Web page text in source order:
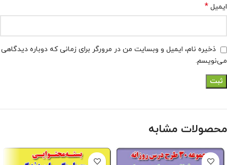
ایمیل *
ذخیره نام، ایمیل و وبسایت من در مرورگر برای زمانی که دوباره دیدگاهی
می‌نویسم.
محصولات مشابه